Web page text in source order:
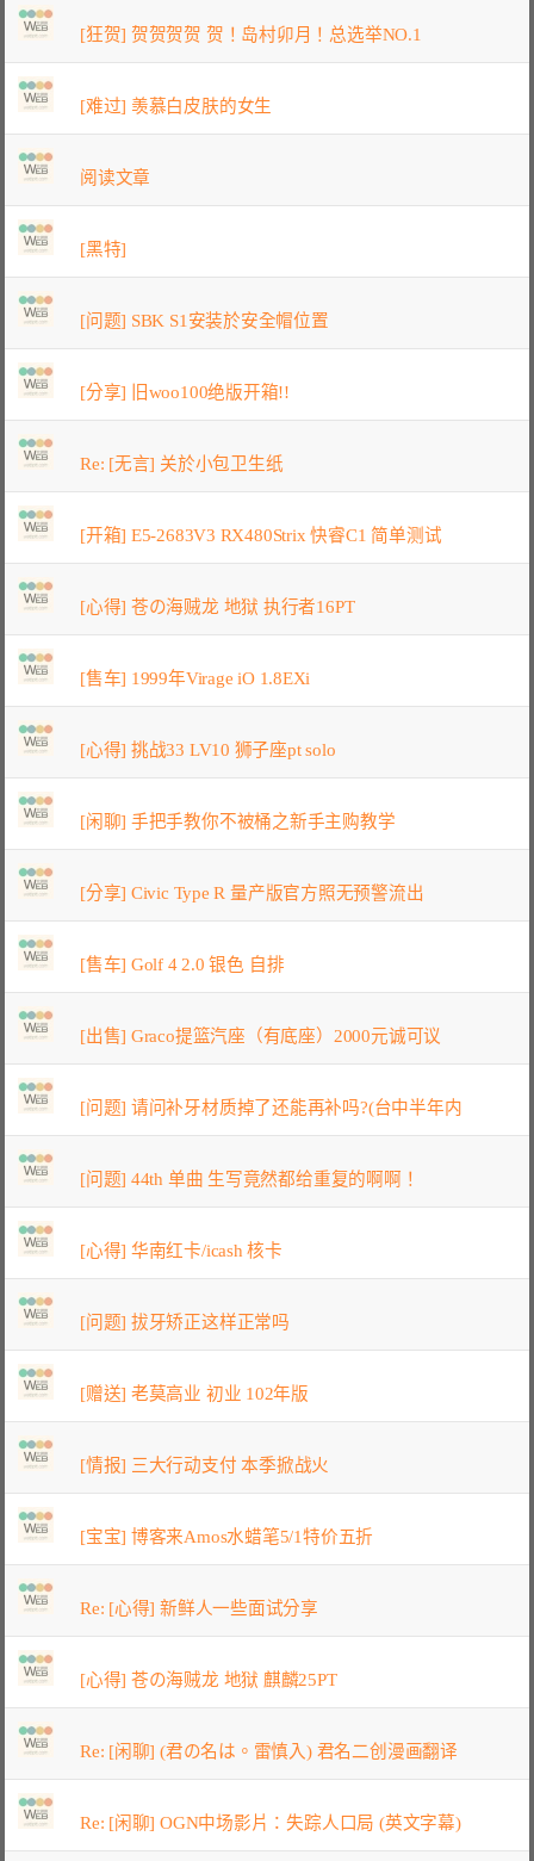
[狂贺] 贺贺贺贺 贺！岛村卯月！总选举NO.1
[难过] 羡慕白皮肤的女生
阅读文章
[黑特]
[问题] SBK S1安装於安全帽位置
[分享] 旧woo100绝版开箱!!
Re: [无言] 关於小包卫生纸
[开箱] E5-2683V3 RX480Strix 快睿C1 简单测试
[心得] 苍の海贼龙 地狱 执行者16PT
[售车] 1999年Virage iO 1.8EXi
[心得] 挑战33 LV10 狮子座pt solo
[闲聊] 手把手教你不被桶之新手主购教学
[分享] Civic Type R 量产版官方照无预警流出
[售车] Golf 4 2.0 银色 自排
[出售] Graco提篮汽座（有底座）2000元诚可议
[问题] 请问补牙材质掉了还能再补吗?(台中半年内
[问题] 44th 单曲 生写竟然都给重复的啊啊！
[心得] 华南红卡/icash 核卡
[问题] 拔牙矫正这样正常吗
[赠送] 老莫高业 初业 102年版
[情报] 三大行动支付 本季掀战火
[宝宝] 博客来Amos水蜡笔5/1特价五折
Re: [心得] 新鲜人一些面试分享
[心得] 苍の海贼龙 地狱 麒麟25PT
Re: [闲聊] (君の名は。雷慎入) 君名二创漫画翻译
Re: [闲聊] OGN中场影片：失踪人口局 (英文字幕)